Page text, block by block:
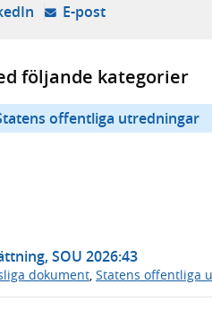
extern webbplats,
i ny flik, extern webbplats,
- öppnas i ny flik, extern
E-post- öppnar din e-
följande kategorier
offentliga utredningar
SOU 2026:43
dokument Statens offentliga